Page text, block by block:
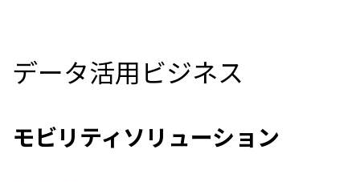
データ活用ビジネス
モビリティソリューション